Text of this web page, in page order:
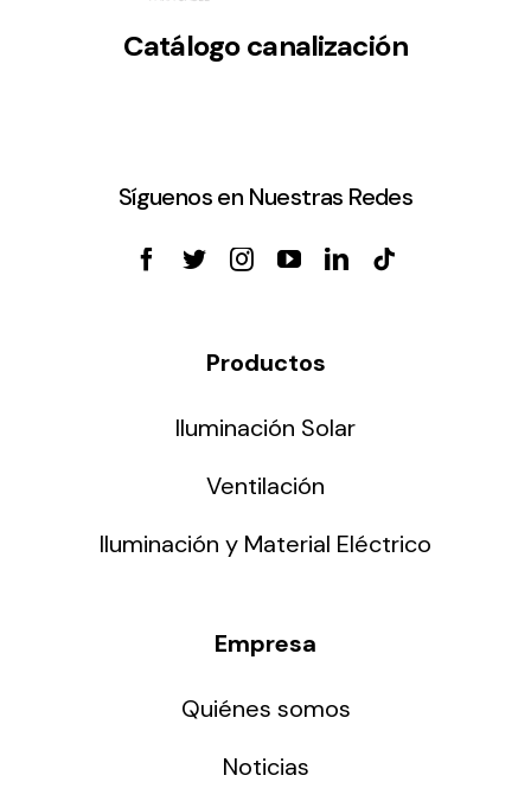
Catálogo canalización
Síguenos en Nuestras Redes
Productos
Iluminación Solar
Ventilación
Iluminación y Material Eléctrico
Empresa
Quiénes somos
Noticias